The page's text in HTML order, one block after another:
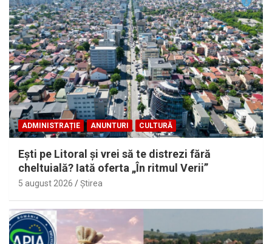
ADMINISTRAȚIE ANUNTURI CULTURĂ
Eşti pe Litoral şi vrei să te distrezi fără
cheltuială? Iată oferta „În ritmul Verii”
5 august 2026 Ştirea